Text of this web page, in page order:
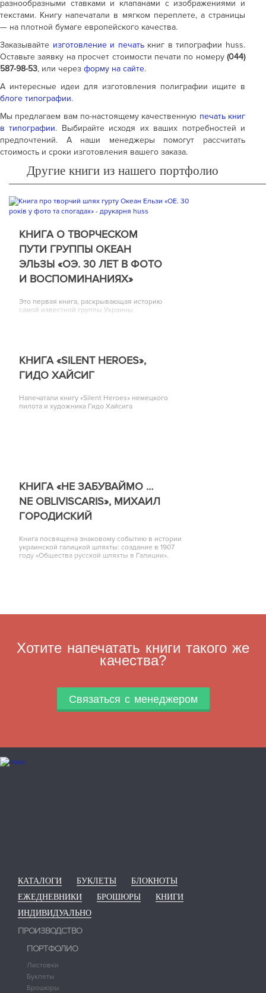
разнообразными ставками и клапанами с изображениями и
текстами. Книгу напечатали в мягком переплете, а страницы
— на плотной бумаге европейского качества.
Заказывайте изготовление и печатькниг в типографии huss.
Оставьте заявку на просчет стоимости печати по номеру (044)
587-98-53, или через форму на сайте.
А интересные идеи для изготовления полиграфии ищите в
блоге типографии.
Мы предлагаем вам по-настоящему качественную печать книг
в типографии. Выбирайте исходя их ваших потребностей и
предпочтений. А наши менеджеры помогут рассчитать
стоимость и сроки изготовления вашего заказа.
Другие книги из нашего портфолио
КНИГА О ТВОРЧЕСКОМ
ПУТИ ГРУППЫ ОКЕАН
ЭЛЬЗЫ «ОЭ. 30 ЛЕТ В ФОТО
И ВОСПОМИНАНИЯХ»
Это первая книга, раскрывающая историю
самой известной группы Украины.
КНИГА «SILENT HEROES»,
ГИДО ХАЙСИГ
Напечатали книгу «Silent Heroes» немецкого
пилота и художника Гидо Хайсига
КНИГА «НЕ ЗАБУВАЙМО …
NE OBLIVISCARIS», МИХАИЛ
ГОРОДИСКИЙ
Книга посвящена знаковому событию в истории
украинской галицкой шляхты: создание в 1907
году «Общества русской шляхты в Галиции».
Хотите напечатать книги такого же
качества?
Связаться с менеджером
КАТАЛОГИ БУКЛЕТЫ
БЛОКНОТЫ
ЕЖЕДНЕВНИКИ
БРОШЮРЫ
КНИГИ
ИНДИВИДУАЛЬНО
ПРОИЗВОДСТВО
ПОРТФОЛИО
Листовки
Буклеты
Брошюры